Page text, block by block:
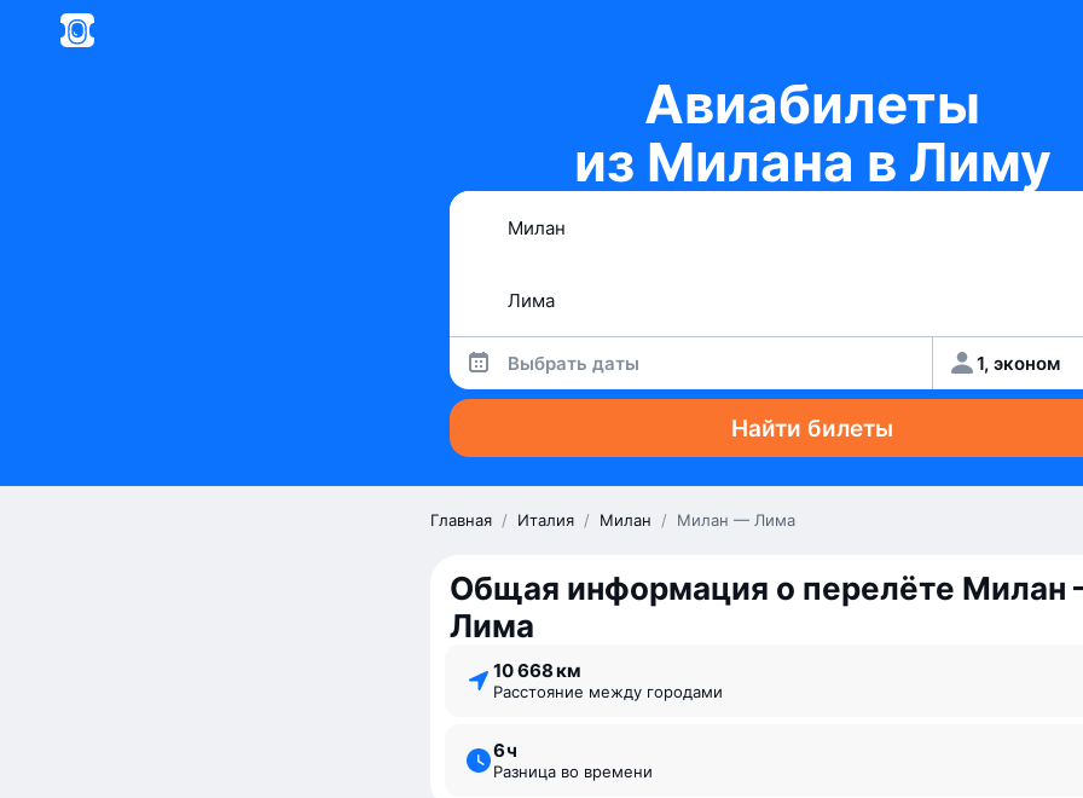
Авиабилеты
из Милана в Лиму
Выбрать даты 1, эконом
Найти билеты
Главная / Италия / Милан / Милан — Лима
Общая информация о перелёте Милан
Лима
10 668 км
Расстояние между городами
6 ⁠ч
Разница во времени